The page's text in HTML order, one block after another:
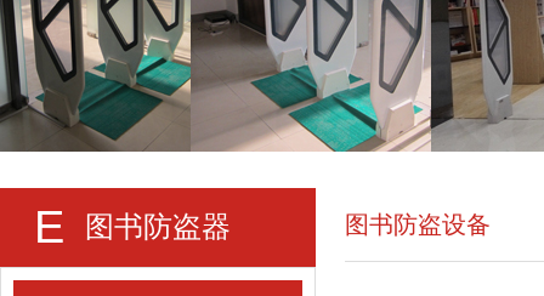
E 图书防盗器 图书防盗设备